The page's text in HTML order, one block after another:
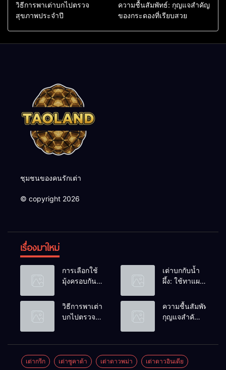
วิธีการพาเต่าบกไปตรวจ
สุขภาพประจำปี
ความชื้นสัมพัทธ์: กุญแจสำคัญ
ของกระดองที่เรียบสวย
ชุมชนของคนรักเต่า
© copyright 2026
เรื่องมาใหม่
การเลือกใช้
มุ้งครอบกัน
วางไข่ในคอก
เต่า
เต่าบกกับน้ำ
ผึ้ง: ใช้ทาแผล
ดื่มได้ไหม?
วิธีการพาเต่า
บกไปตรวจ
ความชื้นสัมพัทธ์:
กุญแจสำคัญ
เต่ากรีก เต่าซูคาต้า เต่าดาวพม่า เต่าดาวอินเดีย